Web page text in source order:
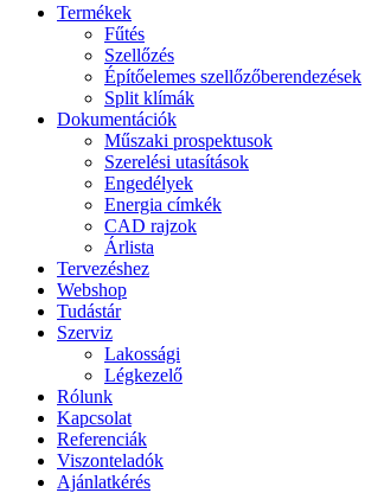
Termékek
Fűtés
Szellőzés
Építőelemes szellőzőberendezések
Split klímák
Dokumentációk
Műszaki prospektusok
Szerelési utasítások
Engedélyek
Energia címkék
CAD rajzok
Árlista
Tervezéshez
Webshop
Tudástár
Szerviz
Lakossági
Légkezelő
Rólunk
Kapcsolat
Referenciák
Viszonteladók
Ajánlatkérés